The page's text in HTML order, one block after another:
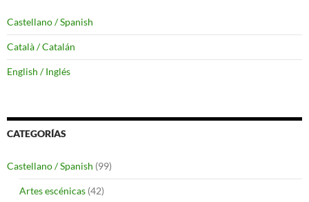
Castellano / Spanish
Català / Catalán
English / Inglés
CATEGORÍAS
Castellano / Spanish (99)
Artes escénicas (42)